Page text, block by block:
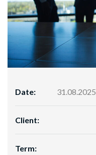
Date: 31.08.2025
Client:
Term: